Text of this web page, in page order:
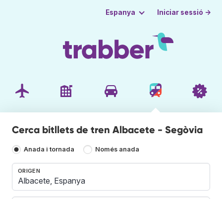
Espanya Iniciar sessió →
Cerca bitllets de tren Albacete - Segòvia
Anada i tornada Només anada
ORIGEN